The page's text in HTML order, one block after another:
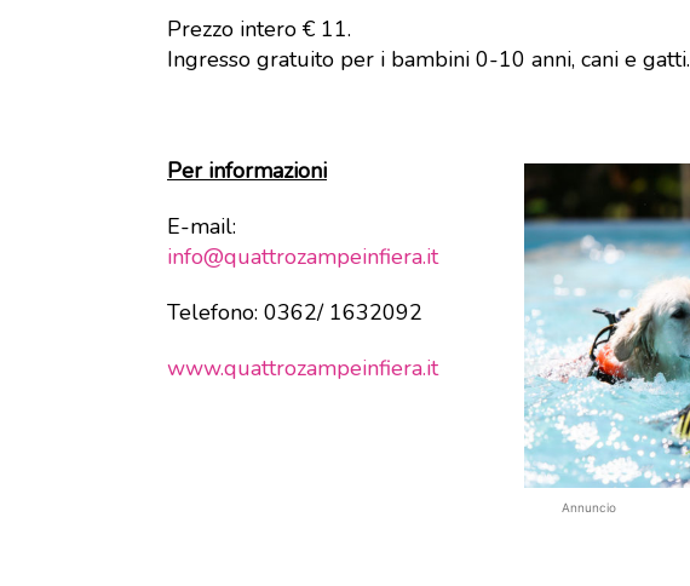
Prezzo intero € 11.
Ingresso gratuito per i bambini 0-10 anni, cani e gatti.
Per informazioni
E-mail:
info@quattrozampeinfiera.it
Telefono: 0362/ 1632092
www.quattrozampeinfiera.it
Annuncio